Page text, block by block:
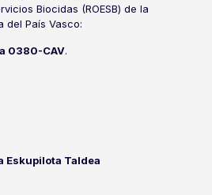
Biocidas (ROESB) de la
del País Vasco:
0380-CAV.
Eskupilota Taldea